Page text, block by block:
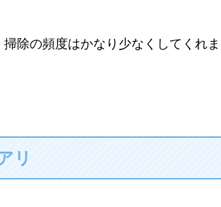
除の頻度はかなり少なくしてくれま
リ